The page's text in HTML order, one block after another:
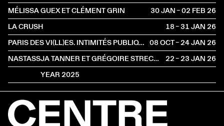
MÉLISSA GUEX ET CLÉMENT GRIN
30 JAN – 02 FEB2026
LA CRUSH
18 – 31 JAN2026
PARIS DES VI(LL)ES. INTIMITÉS PUBLIQUES 08 OCT – 24 JAN2026
NASTASSJA TANNER ET GRÉGOIRE STRECKER
22 – 23 JAN2026
YEAR 2025